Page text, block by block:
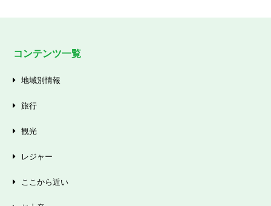
コンテンツ一覧
地域別情報
旅行
観光
レジャー
ここから近い